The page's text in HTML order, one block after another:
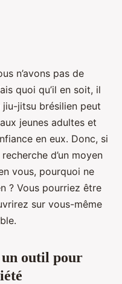
n’avons pas de
quoi qu’il en soit, il
jiu-jitsu brésilien peut
jeunes adultes et
en eux. Donc, si
d’un moyen
vous, pourquoi ne
? Vous pourriez être
sur vous-même
outil pour